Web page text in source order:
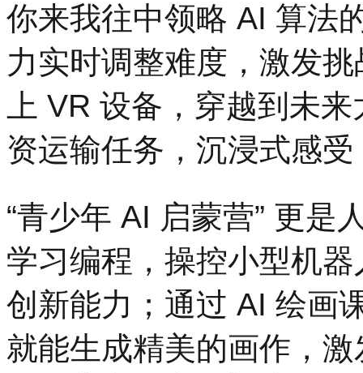
你来我往中领略 AI 算法
力实时调整难度，激发
上 VR 设备，穿越到未
资运输任务，沉浸式感
“青少年 AI 启蒙营” 更是
学习编程，操控小型机
创新能力；通过 AI 绘画
就能生成精美的画作，